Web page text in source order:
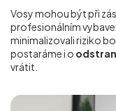
Vosy mohou být při
profesionálním
minimalizovali riziko
postaráme i o
vrátit.